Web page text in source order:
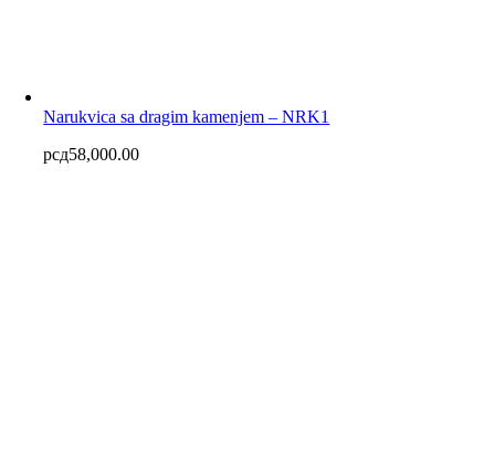
Narukvica sa dragim kamenjem – NRK1
рсд58,000.00